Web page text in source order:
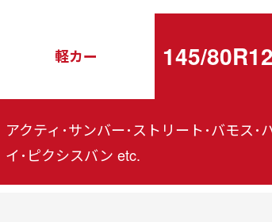
軽カー 145/
アクティ･サンバー･ストリート･バモス･
イ･ピクシスバン etc.